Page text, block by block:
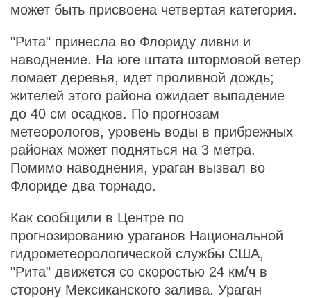
может быть присвоена четвертая категория.
"Рита" принесла во Флориду ливни и
наводнение. На юге штата штормовой ветер
ломает деревья, идет проливной дождь;
жителей этого района ожидает выпадение
до 40 см осадков. По прогнозам
метеорологов, уровень воды в прибрежных
районах может подняться на 3 метра.
Помимо наводнения, ураган вызвал во
Флориде два торнадо.
Как сообщили в Центре по
прогнозированию ураганов Национальной
гидрометеорологической службы США,
"Рита" движется со скоростью 24 км/ч в
сторону Мексиканского залива. Ураган